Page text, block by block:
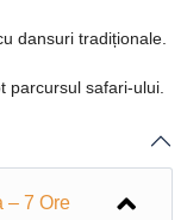
dansuri tradiționale.
parcursul safari-ului.
– 7 Ore